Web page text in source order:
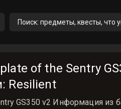
Поиск: предметы, квесты, что
of the Sentry
Resilient
GS350 v2 Информация из